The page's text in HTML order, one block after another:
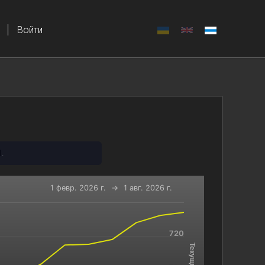
Войти
1 февр. 2026 г. → 1 авг. 2026 г.
720